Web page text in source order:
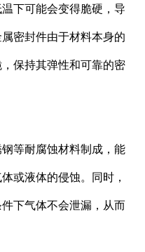
下可能会变得脆硬，导
密封件由于材料本身的
保持其弹性和可靠的密
等耐腐蚀材料制成，能
或液体的侵蚀。同时，
下气体不会泄漏，从而